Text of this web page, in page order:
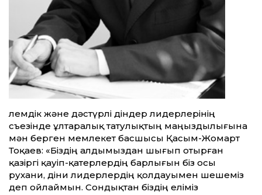
Әлемдік және дәстүрлі діндер лидерлерінің
съезінде ұлтаралық татулықтың маңыздылығына
мән берген мемлекет басшысы Қасым-Жомарт
Тоқаев: «Біздің алдымыздан шығып отырған
қазіргі қауіп-қатерлердің барлығын біз осы
рухани, діни лидерлердің қолдауымен шешеміз
деп ойлаймын. Сондықтан біздің еліміз